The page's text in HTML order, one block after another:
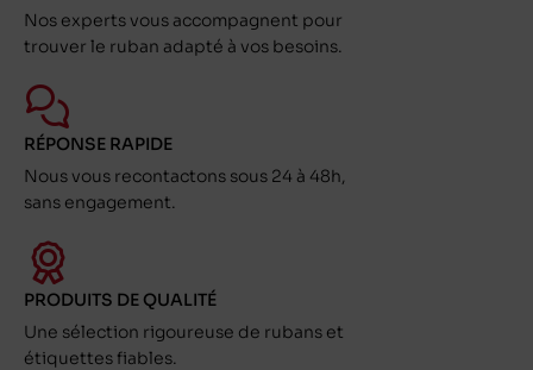
Nos experts vous accompagnent pour
trouver le ruban adapté à vos besoins.
RÉPONSE RAPIDE
Nous vous recontactons sous 24 à 48h,
sans engagement.
PRODUITS DE QUALITÉ
Une sélection rigoureuse de rubans et
étiquettes fiables.